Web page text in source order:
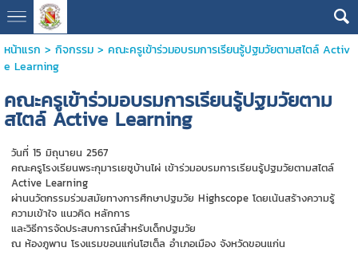
หน้าแรก > กิจกรรม> คณะครูเข้าร่วมอบรมการเรียนรู้ปฐมวัยตามสไตล์ Activ
e Learning
คณะครูเข้าร่วมอบรมการเรียนรู้ปฐมวัยตาม
สไตล์ Active Learning
วันที่ 15 มิถุนายน 2567
คณะครูโรงเรียนพระกุมารเยซูบ้านไผ่ เข้าร่วมอบรมการเรียนรู้ปฐมวัยตามสไตล์
Active Learning
ผ่านนวัตกรรมร่วมสมัยทางการศึกษาปฐมวัย Highscope โดยเน้นสร้างความรู้
ความเข้าใจ แนวคิด หลักการ
และวิธีการจัดประสบการณ์สำหรับเด็กปฐมวัย
ณ ห้องภูพาน โรงแรมขอนแก่นโฮเต็ล อำเภอเมือง จังหวัดขอนแก่น